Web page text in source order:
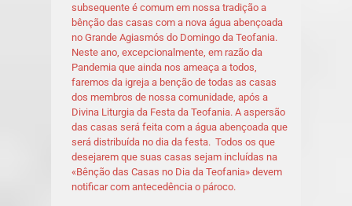
subsequente é comum em nossa tradição a
bênção das casas com a nova água abençoada
no Grande Agiasmós do Domingo da Teofania.
Neste ano, excepcionalmente, em razão da
Pandemia que ainda nos ameaça a todos,
faremos da igreja a benção de todas as casas
dos membros de nossa comunidade, após a
Divina Liturgia da Festa da Teofania. A aspersão
das casas será feita com a água abençoada que
será distribuída no dia da festa. Todos os que
desejarem que suas casas sejam incluídas na
«Bênção das Casas no Dia da Teofania» devem
notificar com antecedência o pároco.